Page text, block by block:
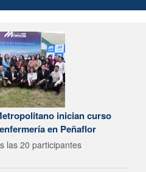
inician curso
en Peñaflor
las 20 participantes